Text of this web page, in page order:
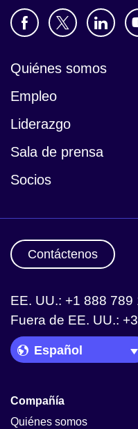
Quiénes somos
Empleo
Liderazgo
Sala de prensa
Socios
Contáctenos
EE. UU.: +1 888 789
Fuera de EE. UU.:
Language Picker
Compañía
Quiénes somos